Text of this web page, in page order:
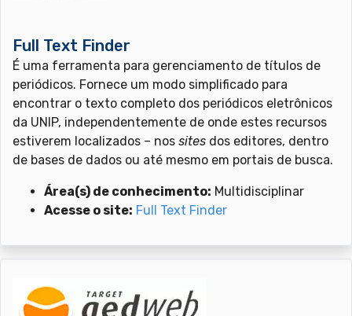
Full Text Finder
É uma ferramenta para gerenciamento de títulos de
periódicos. Fornece um modo simplificado para
encontrar o texto completo dos periódicos eletrônicos
da UNIP, independentemente de onde estes recursos
estiverem localizados – nos sites dos editores, dentro
de bases de dados ou até mesmo em portais de busca.
Área(s) de conhecimento: Multidisciplinar
Acesse o site: Full Text Finder